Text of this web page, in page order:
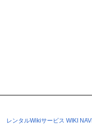
レンタルWikiサービス WIKI NAVI